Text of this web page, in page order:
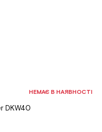
НЕМАЄ В НАЯВНОСТІ
DKW40